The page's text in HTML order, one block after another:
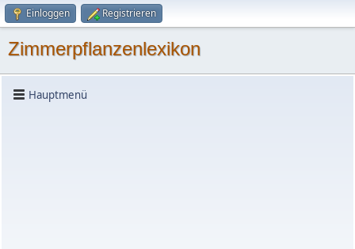
Einloggen Registrieren
Zimmerpflanzenlexikon
Hauptmenü